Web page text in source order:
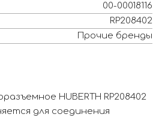
00-00018116
RP208402
Прочие бренды
HUBERTH RP208402
для соединения